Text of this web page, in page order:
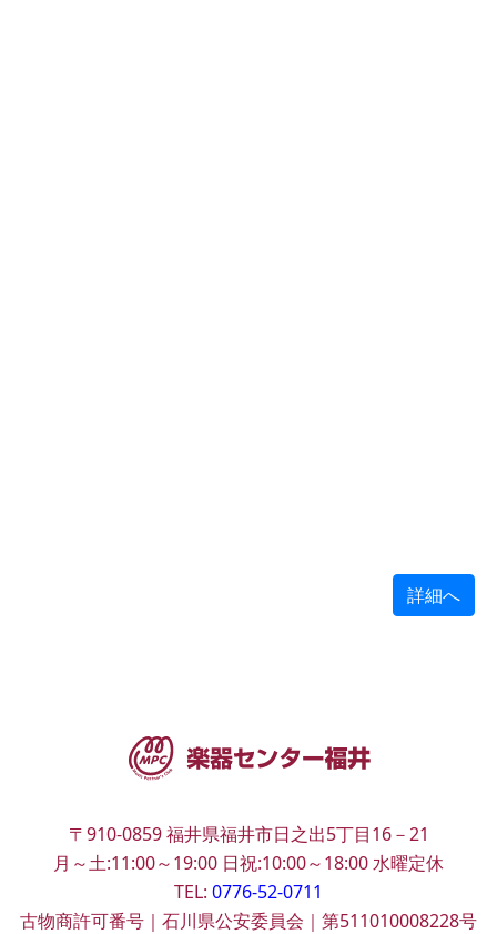
詳細へ
〒910-0859 福井県福井市日之出5丁目16－21
月～土:11:00～19:00 日祝:10:00～18:00水曜定休
TEL: 0776-52-0711
古物商許可番号｜石川県公安委員会｜第511010008228号